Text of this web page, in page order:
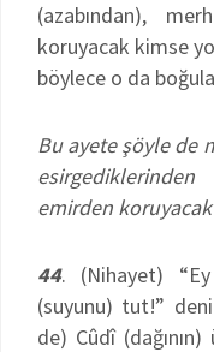
(azabından),
koruyacak kimse
böylece o da
Bu ayete şöyle de
emirden
44. (Nihayet)
(suyunu) tut!”
de) Cûdî